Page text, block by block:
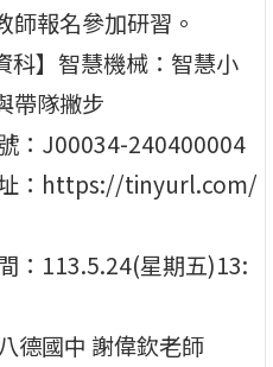
師報名參加研習。
科】智慧機械：智慧小
帶隊撇步
：J00034-240400004
址：https://tinyurl.com/
：113.5.24(星期五)13:
德國中 謝偉欽老師